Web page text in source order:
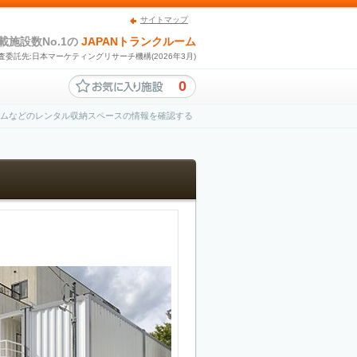
サイトマップ
施設数No.1の JAPANトランクルーム
委託先:日本マーケティングリサーチ機構(2026年3月)
0
どのレンタル収納スペースの情報を確認する